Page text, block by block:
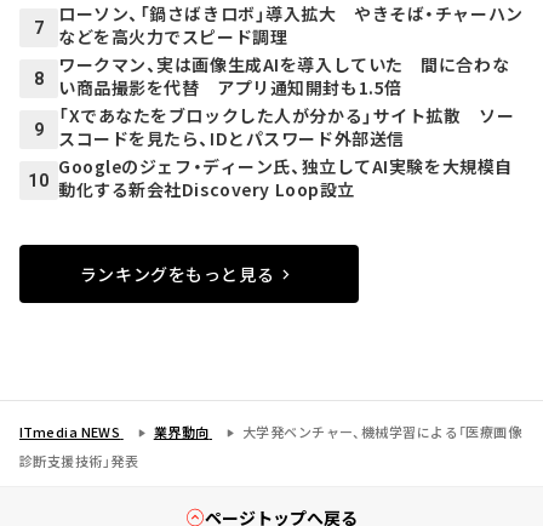
7
ローソン、「鍋さばきロボ」導入拡大 やきそば・チャーハン
などを高火力でスピード調理
8
ワークマン、実は画像生成AIを導入していた 間に合わな
い商品撮影を代替 アプリ通知開封も1.5倍
9
「Xであなたをブロックした人が分かる」サイト拡散 ソー
スコードを見たら、IDとパスワード外部送信
10
Googleのジェフ・ディーン氏、独立してAI実験を大規模自
動化する新会社Discovery Loop設立
ランキングをもっと見る
ITmedia NEWS 業界動向
大学発ベンチャー、機械学習による「医療画像
診断支援技術」発表
ページトップへ戻る